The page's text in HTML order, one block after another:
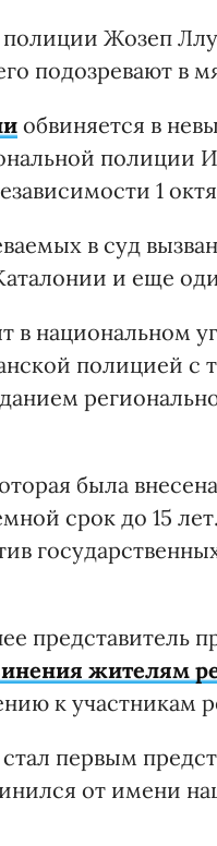
полиции Жозеп
подозревают в
обвиняется в
полиции
1
в суд
и еще
в национальном
полицией с
была
срок до 15
представитель
жителям
к участникам
первым
от имени